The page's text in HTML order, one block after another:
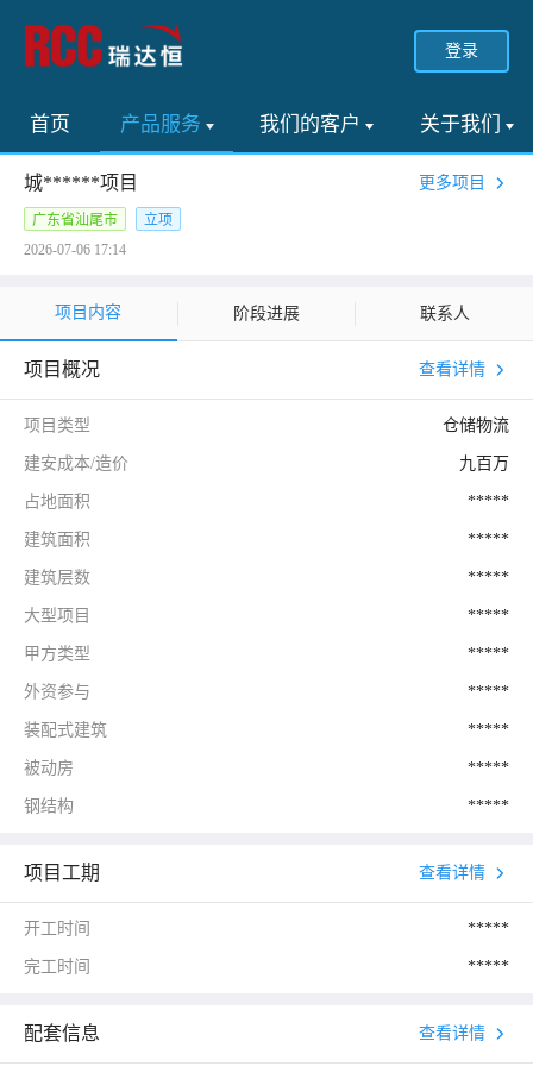
登录
首页 产品服务 我们的客户 关于我们
城******项目 更多项目
广东省汕尾市
立项
2026-07-06 17:14
项目内容 阶段进展 联系人
项目概况 查看详情
项目类型 仓储物流
建安成本/造价 九百万
占地面积 *****
建筑面积 *****
建筑层数 *****
大型项目 *****
甲方类型 *****
外资参与 *****
装配式建筑 *****
被动房 *****
钢结构 *****
项目工期 查看详情
开工时间 *****
完工时间 *****
配套信息 查看详情